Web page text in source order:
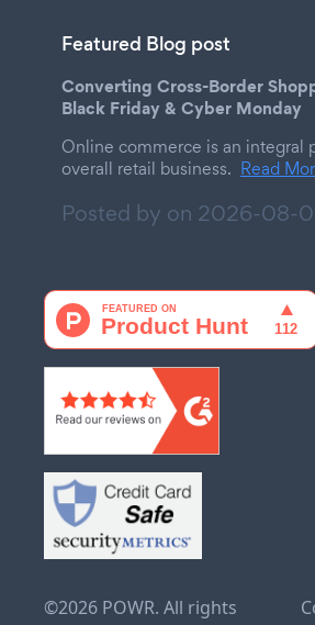
Featured Blog post
Converting Cross-Border
Black Friday & Cyber Monday
Online commerce is an integral
overall retail business. Read
Posted by on 2026-08-
©2026 POWR. All rights